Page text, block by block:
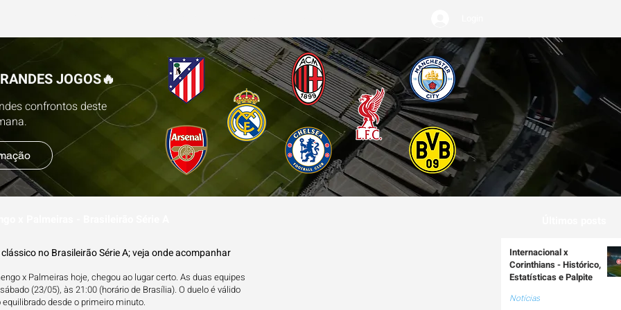
JOGOS🔥
confrontos deste
no Brasileirão Série A; veja onde acompanhar
x Palmeiras hoje, chegou ao lugar certo. As duas equipes
(23/05), às 21:00 (horário de Brasília). O duelo é válido
desde o primeiro minuto.
Internacional x
Corinthians - Histórico,
Estatísticas e Palpite
Notícias